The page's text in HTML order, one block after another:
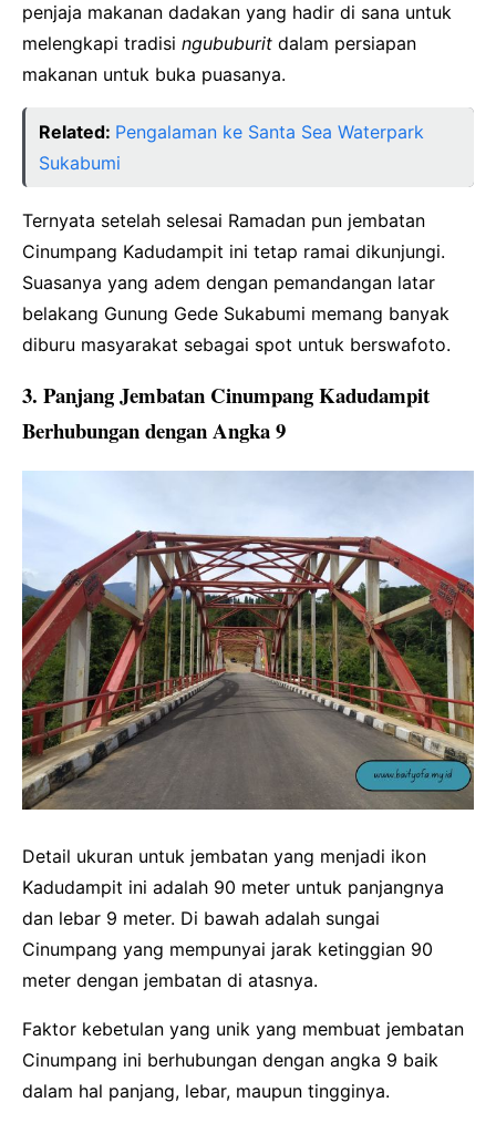
penjaja makanan dadakan yang hadir di sana untuk
melengkapi tradisi ngububurit dalam persiapan
makanan untuk buka puasanya.
Related: Pengalaman ke Santa Sea Waterpark
Sukabumi
Ternyata setelah selesai Ramadan pun jembatan
Cinumpang Kadudampit ini tetap ramai dikunjungi.
Suasanya yang adem dengan pemandangan latar
belakang Gunung Gede Sukabumi memang banyak
diburu masyarakat sebagai spot untuk berswafoto.
3. Panjang Jembatan Cinumpang Kadudampit
Berhubungan dengan Angka 9
Detail ukuran untuk jembatan yang menjadi ikon
Kadudampit ini adalah 90 meter untuk panjangnya
dan lebar 9 meter. Di bawah adalah sungai
Cinumpang yang mempunyai jarak ketinggian 90
meter dengan jembatan di atasnya.
Faktor kebetulan yang unik yang membuat jembatan
Cinumpang ini berhubungan dengan angka 9 baik
dalam hal panjang, lebar, maupun tingginya.